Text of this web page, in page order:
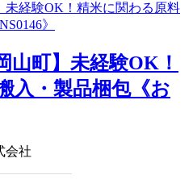
山町】未経験OK！
入・製品梱包《お
会社